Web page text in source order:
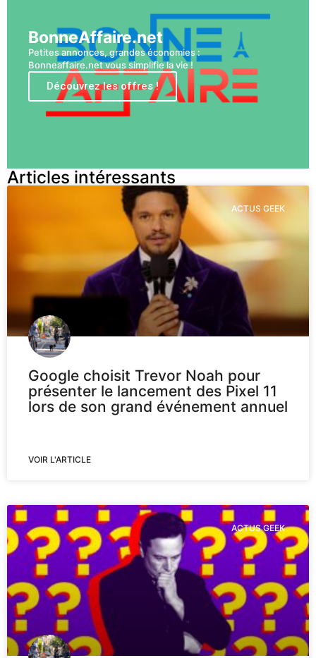
BonneAffaire.net
Petites annonces, grandes économies :
Bonneaffaire.net vous simplifie la vie !
Découvrez les offres !
Articles intéressants
ACTUS GEEK
Google choisit Trevor Noah pour
présenter le lancement des Pixel 11
lors de son grand événement annuel
VOIR L'ARTICLE
ACTUS GEEK